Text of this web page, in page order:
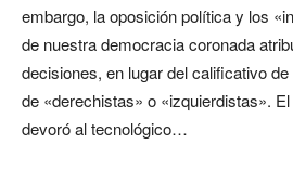
embargo, la oposición política y los
de nuestra democracia coronada
decisiones, en lugar del calificativo
de «derechistas» o «izquierdistas».
devoró al tecnológico…